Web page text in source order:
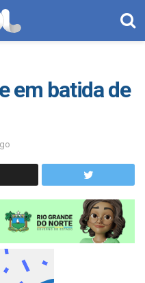
em batida de